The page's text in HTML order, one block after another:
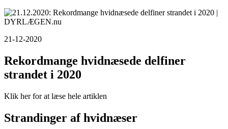
21-12-2020
Rekordmange hvidnæsede delfiner
strandet i 2020
Klik her for at læse hele artiklen
Strandinger af hvidnæser